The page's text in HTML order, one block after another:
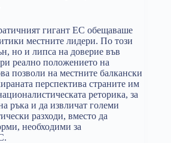
гигант ЕС обещаваше
местните лидери. По този
но и липса на доверие във
реално положението на
позволи на местните балкански
перспектива страните им
реторика, за
ръка и да извличат големи
разходи, вместо да
необходими за